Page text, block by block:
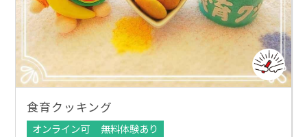
食育クッキング
オンライン可
無料体験あり